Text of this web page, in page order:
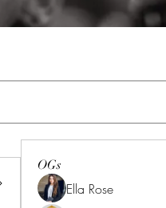
OGs
Ella Rose